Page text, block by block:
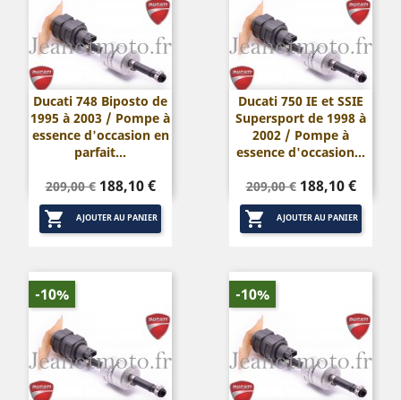
Ducati 748 Biposto de
1995 à 2003 / Pompe à
essence d'occasion en
parfait...
Prix
de
base
209,00 € Prix
188,10 €
 AJOUTER AU PANIER
Ducati 750 IE et SSIE
Supersport de 1998 à
2002 / Pompe à
essence d'occasion...
Prix
de
base
209,00 € Prix
188,10 €
 AJOUTER AU PANIER
-10% -10%